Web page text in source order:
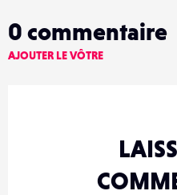
0 commentaire
AJOUTER LE VÔTRE